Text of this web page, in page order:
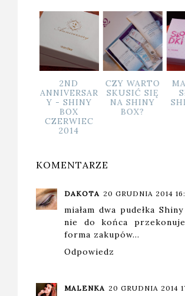
2ND
ANNIVERSAR
Y - SHINY
BOX
CZERWIEC
2014
CZY WARTO
SKUSIĆ SIĘ
NA SHINY
BOX?
KOMENTARZE
DAKOTA 20 GRUDNIA 2014
miałam dwa pudełka
nie do końca
forma zakupów...
Odpowiedz
MALENKA 20 GRUDNIA 2014